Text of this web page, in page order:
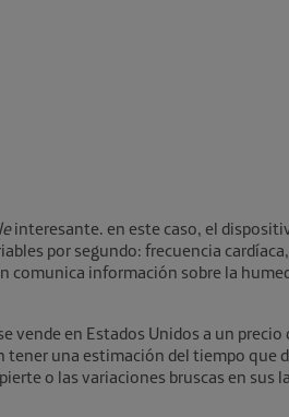
interesante. en este caso, el
por segundo: frecuencia
comunica información sobre la
vende en Estados Unidos a un precio
tener una estimación del tiempo que
o las variaciones bruscas en sus